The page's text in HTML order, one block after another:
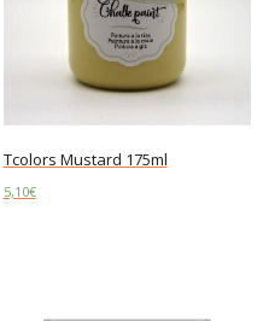
Tcolors Mustard 175ml
5,10€